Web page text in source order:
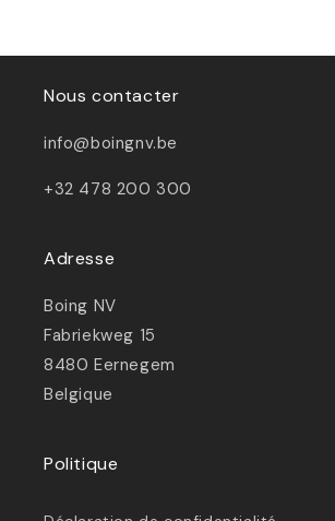
Nous contacter
info@boingnv.be
+32 478 200 300
Adresse
Boing NV
Fabriekweg 15
8480 Eernegem
Belgique
Politique